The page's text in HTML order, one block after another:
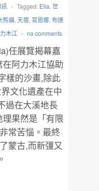
訊 - Tagged: Ella, 世
熊貓, 天壇, 官恩娜, 布達
木江 - no comments
任展覽揭幕嘉
阿力木江協助
樣的沙畫,除此
文化遺產在中
過在大溪地長
果然是「有限
常苦惱。最終
蒙古,而新彊又